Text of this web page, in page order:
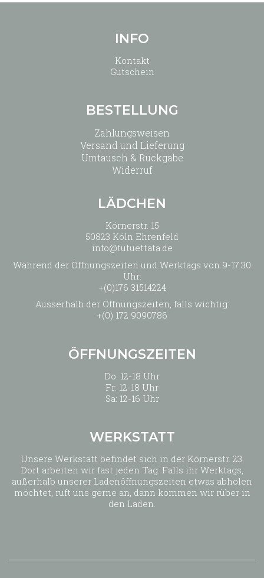
INFO
Kontakt
Gutschein
BESTELLUNG
Zahlungsweisen
Versand und Lieferung
Umtausch & Rückgabe
Widerruf
LÄDCHEN
Körnerstr. 15
50823 Köln Ehrenfeld
info@tutuettata.de
Während der Öffnungszeiten und Werktags von 9-17:30
Uhr:
+(0)176 31514224
Ausserhalb der Öffnungszeiten, falls wichtig:
+(0) 172 9090786
ÖFFNUNGSZEITEN
Do: 12-18 Uhr
Fr: 12-18 Uhr
Sa: 12-16 Uhr
WERKSTATT
Unsere Werkstatt befindet sich in der Körnerstr. 23.
Dort arbeiten wir fast jeden Tag. Falls ihr Werktags,
außerhalb unserer Ladenöffnungszeiten etwas abholen
möchtet, ruft uns gerne an, dann kommen wir rüber in
den Laden.